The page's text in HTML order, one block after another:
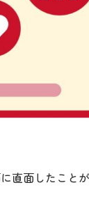
直面したこと